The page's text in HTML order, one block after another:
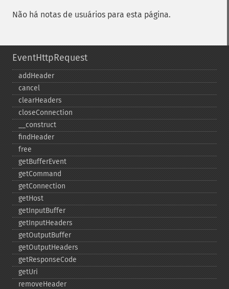
Não há notas de usuários para esta página.
EventHttpRequest
addHeader
cancel
clearHeaders
closeConnection
_​_​construct
findHeader
free
getBufferEvent
getCommand
getConnection
getHost
getInputBuffer
getInputHeaders
getOutputBuffer
getOutputHeaders
getResponseCode
getUri
removeHeader